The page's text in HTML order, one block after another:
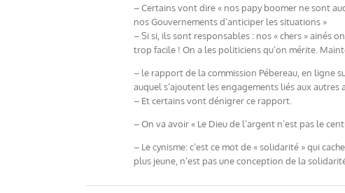
– Certains vont dire « nos papy boomer ne sont
nos Gouvernements d’anticiper les situations »
– Si si, ils sont responsables : nos « chers » ainés
trop facile ! On a les politiciens qu’on mérite.
– le rapport de la commission Pébereau, en ligne
auquel s’ajoutent les engagements liés aux autres
– Et certains vont dénigrer ce rapport.
– On va avoir « Le Dieu de l’argent n’est pas le
– Le cynisme: c’est ce mot de « solidarité » qui
plus jeune, n’est pas une conception de la